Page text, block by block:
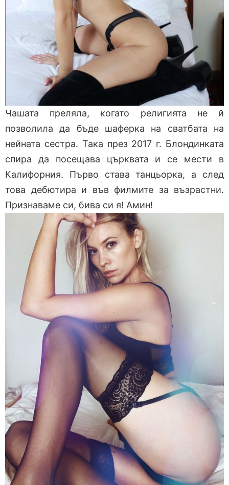
Чашата преляла, когато религията не й
позволила да бъде шаферка на сватбата на
нейната сестра. Така през 2017 г. Блондинката
спира да посещава църквата и се мести в
Калифорния. Първо става танцьорка, а след
това дебютира и във филмите за възрастни.
Признаваме си, бива си я! Амин!